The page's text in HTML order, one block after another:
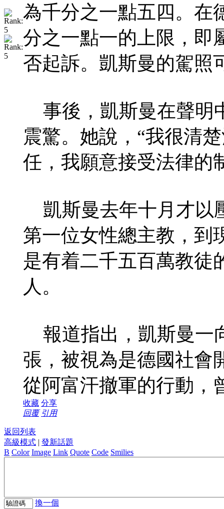
為千分之一點五四。在
分之一點一的上限，即
否起訴。凱斯曼的駕照
事後，凱斯曼在聲明
震驚。她說，“我很清
任，我願意接受法律的
凱斯曼去年十月才以
第一位女性總主教，到
是有着二千五百萬教徒
人。
報道指出，凱斯曼一
張，被視為是德國社會
從阿富汗撤軍的行動，
收藏 分享
回覆 引用
返回列表
高級模式 | 發新話題
B Color Image Link Quote Code Smilies
換一個